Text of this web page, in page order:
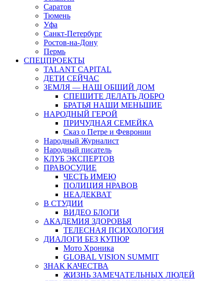
Саратов
Тюмень
Уфа
Санкт-Петербург
Ростов-на-Дону
Пермь
СПЕЦПРОЕКТЫ
TALANT CAPITAL
ДЕТИ СЕЙЧАС
ЗЕМЛЯ — НАШ ОБЩИЙ ДОМ
СПЕШИТЕ ДЕЛАТЬ ДОБРО
БРАТЬЯ НАШИ МЕНЬШИЕ
НАРОДНЫЙ ГЕРОЙ
ПРИЧУДНАЯ СЕМЕЙКА
Сказ о Петре и Февронии
Народный Журналист
Народный писатель
КЛУБ ЭКСПЕРТОВ
ПРАВОСУДИЕ
ЧЕСТЬ ИМЕЮ
ПОЛИЦИЯ НРАВОВ
НЕАДЕКВАТ
В СТУДИИ
ВИДЕО БЛОГИ
АКАДЕМИЯ ЗДОРОВЬЯ
ТЕЛЕСНАЯ ПСИХОЛОГИЯ
ДИАЛОГИ БЕЗ КУПЮР
Мото Хроника
GLOBAL VISION SUMMIT
ЗНАК КАЧЕСТВА
ЖИЗНЬ ЗАМЕЧАТЕЛЬНЫХ ЛЮДЕЙ